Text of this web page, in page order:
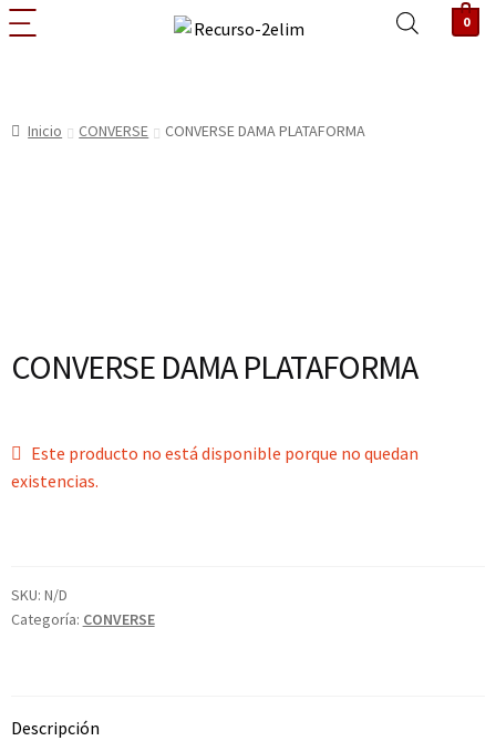
0
Inicio CONVERSE CONVERSE DAMA PLATAFORMA
CONVERSE DAMA PLATAFORMA
Este producto no está disponible porque no quedan
existencias.
SKU: N/D
Categoría: CONVERSE
Descripción